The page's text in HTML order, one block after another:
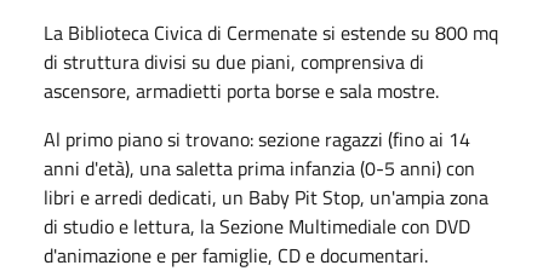
La Biblioteca Civica di Cermenate si estende su 800 mq
di struttura divisi su due piani, comprensiva di
ascensore, armadietti porta borse e sala mostre.
Al primo piano si trovano: sezione ragazzi (fino ai 14
anni d'età), una saletta prima infanzia (0-5 anni) con
libri e arredi dedicati, un Baby Pit Stop, un'ampia zona
di studio e lettura, la Sezione Multimediale con DVD
d'animazione e per famiglie, CD e documentari.